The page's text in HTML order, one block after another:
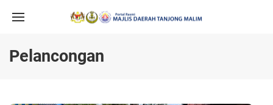
Pelancongan